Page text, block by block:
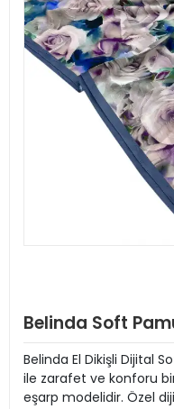
Belinda Soft
Belinda El Dikişli Dijital
ile zarafet ve konforu
eşarp modelidir. Özel